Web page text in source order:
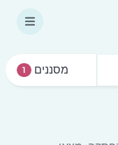
מסננים 1